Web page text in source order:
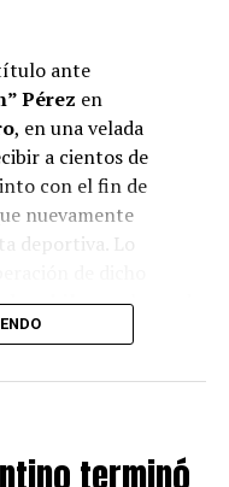
ante
Pérez en
, en una velada
a cientos de
con el fin de
nuevamente
deportiva. Lo
chileno, el pasado
Averanga
combates
provincia, y es
terminó